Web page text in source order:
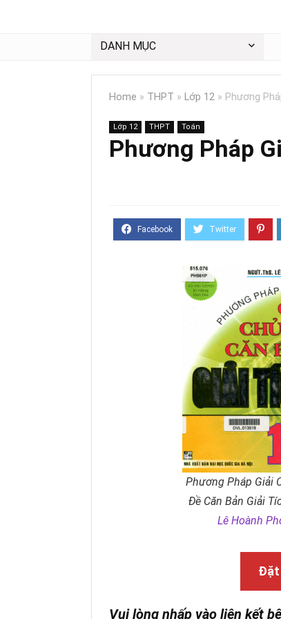
DANH MỤC
Home » THPT » Lớp 12 » Phương
Lớp 12 THPT Toán
Phương Pháp
Phương Pháp Giải
Đề Căn Bản Giải
Lê Hoành
Đặt
Vui lòng nhấp vào liên kết